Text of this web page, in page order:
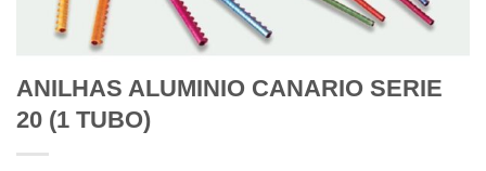
ANILHAS ALUMINIO CANARIO SERIE
20 (1 TUBO)